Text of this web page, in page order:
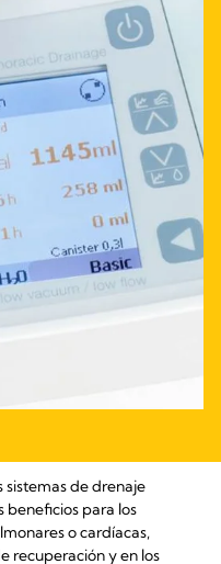
sistemas de drenaje
beneficios para los
o cardíacas,
recuperación y en los